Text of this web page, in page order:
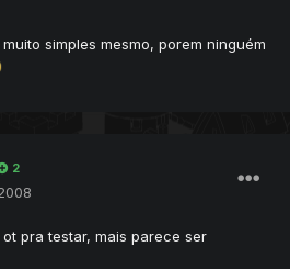
simples mesmo, porem ninguém
2
pra testar, mais parece ser